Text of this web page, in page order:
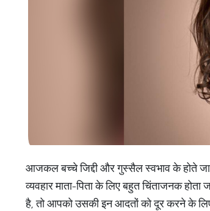
आजकल बच्चे जिद्दी और गुस्सैल स्वभाव के होते जा
व्यवहार माता-पिता के लिए बहुत चिंताजनक
है, तो आपको उसकी इन आदतों को दूर करने के